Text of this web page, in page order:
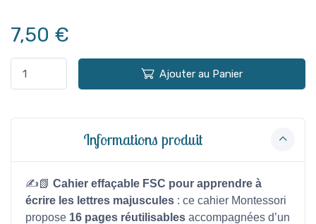
7,50 €
Ajouter au Panier
Informations produit
✍️📗 Cahier effaçable FSC pour apprendre à
écrire les lettres majuscules : ce cahier Montessori
propose 16 pages réutilisables accompagnées d’un